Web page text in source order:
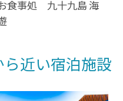
食事処 九十九島 海
ら近い宿泊施設